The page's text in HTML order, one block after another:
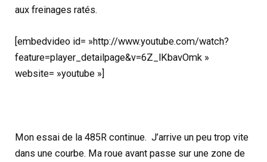
aux freinages ratés.
[embedvideo id= »http://www.youtube.com/watch?
feature=player_detailpage&v=6Z_lKbavOmk »
website= »youtube »]
Mon essai de la 485R continue. J’arrive un peu trop vite
dans une courbe. Ma roue avant passe sur une zone de